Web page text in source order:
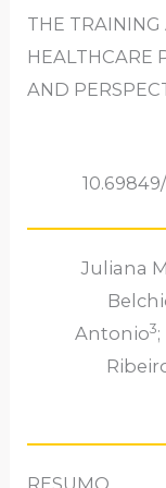
THE
HEALTHCARE
AND
Juliana
Antonio3